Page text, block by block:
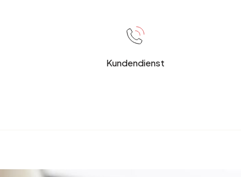
Kundendienst